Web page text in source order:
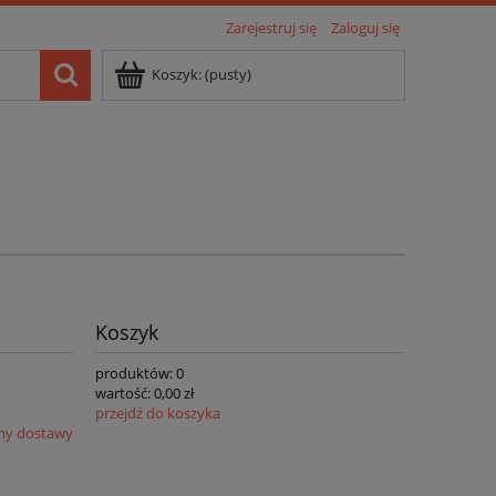
Zarejestruj się Zaloguj się
Koszyk:(pusty)
dostawy
Koszyk
produktów:0
wartość:0,00 zł
przejdź do koszyka